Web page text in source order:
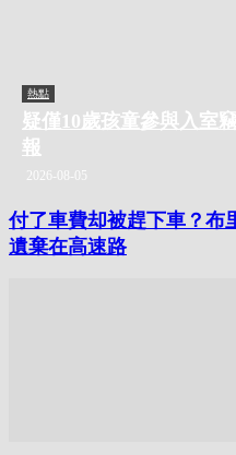
熱點
疑僅10歲孩童參與入室
報
2026-08-05
付了車費却被趕下車？布
遺棄在高速路